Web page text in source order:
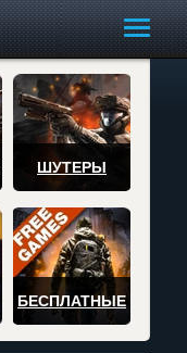
ШУТЕРЫ
БЕСПЛАТНЫЕ